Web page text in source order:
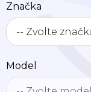
Značka
Model